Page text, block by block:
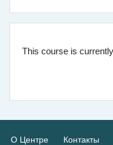
This course is
О Центре Контакты